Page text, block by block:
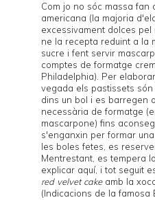
Com jo no sóc massa fan
americana (la majoria
excessivament dolces
ne la recepta reduint a la
sucre i fent servir
comptes de formatge
Philadelphia). Per
vegada els pastissets
dins un bol i es barregen
necessària de formatge
mascarpone) fins
s'enganxin per formar
les boles fetes, es
Mentrestant, es tempera
explicar aquí, i tot seguit
red velvet cakeamb la
(Indicacions de la famosa